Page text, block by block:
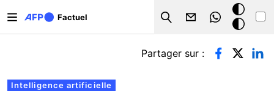
Factuel
Search
Mode
sombre
Onglets principaux
Intelligence artificielle
Partager sur :